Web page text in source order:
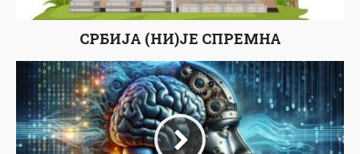
СРБИЈА (НИ)ЈЕ СПРЕМНА